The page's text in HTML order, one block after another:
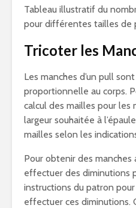
Tableau illustratif du
pour différentes tailles de
Tricoter les
Les manches d’un pull
proportionnelle au corps.
calcul des mailles pour
largeur souhaitée à
mailles selon les
Pour obtenir des manches
effectuer des diminutions
instructions du patron
effectuer ces diminutions.